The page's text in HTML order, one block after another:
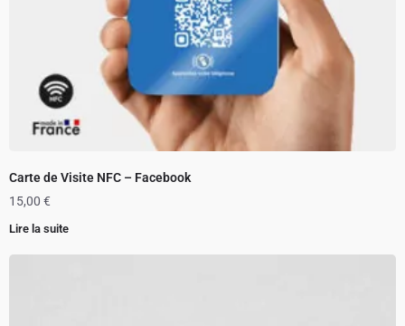
Carte de Visite NFC – Facebook
15,00 €
Lire la suite